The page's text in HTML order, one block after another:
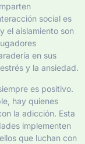
social es
el aislamiento son
en sus
y la ansiedad.
es positivo.
hay quienes
la adicción. Esta
implementen
que luchan con